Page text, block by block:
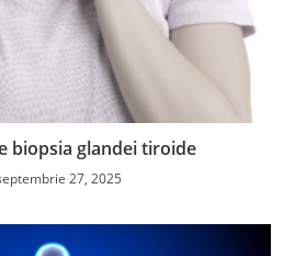
biopsia glandei tiroide
27, 2025